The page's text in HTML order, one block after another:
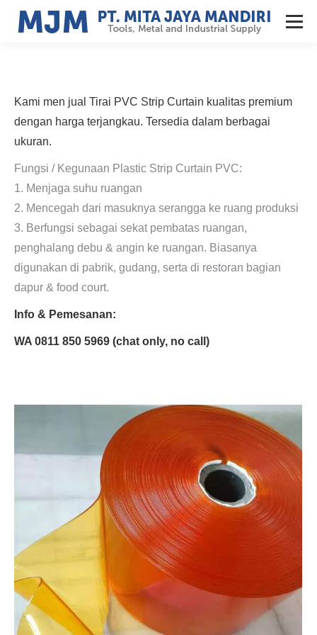
Kami men jual Tirai PVC Strip Curtain kualitas premium
dengan harga terjangkau. Tersedia dalam berbagai
ukuran.
Fungsi / Kegunaan Plastic Strip Curtain PVC:
1. Menjaga suhu ruangan
2. Mencegah dari masuknya serangga ke ruang produksi
3. Berfungsi sebagai sekat pembatas ruangan,
penghalang debu & angin ke ruangan. Biasanya
digunakan di pabrik, gudang, serta di restoran bagian
dapur & food court.
Info & Pemesanan:
WA 0811 850 5969 (chat only, no call)